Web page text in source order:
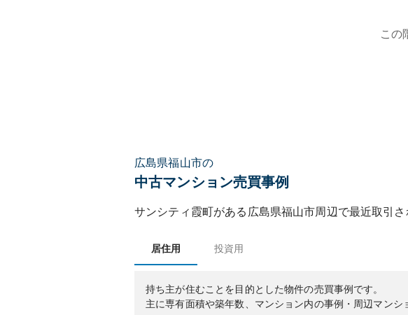
この
広島県福山市の
中古マンション売買事例
サンシティ霞町がある 広島県福山市周辺で最近取引
居住用 投資用
持ち主が住むことを目的とした物件の売買事例です。
主に専有面積や築年数、マンション内の事例・周辺マンシ